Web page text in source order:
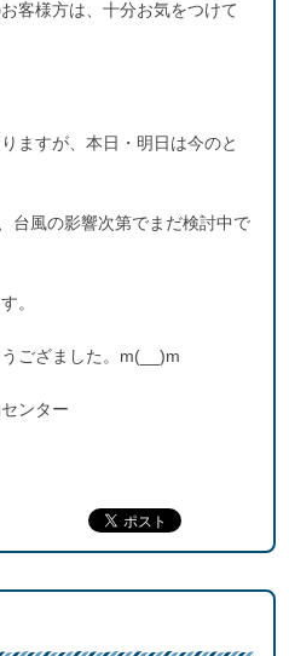
客様方は、十分お気をつけて
ますが、本日・明日は今のと
台風の影響次第でまだ検討中で
。
ござました。m(__)m
ンター